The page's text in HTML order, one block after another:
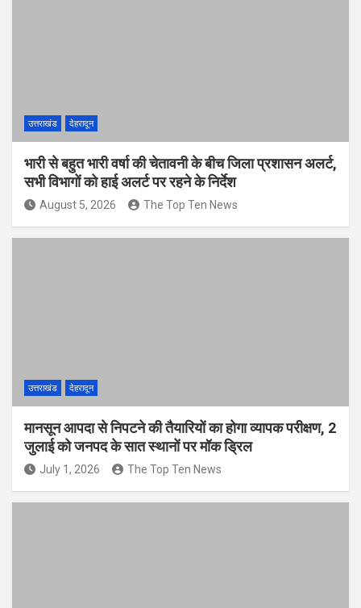
उत्तराखंड देहरादून
भारी से बहुत भारी वर्षा की चेतावनी के बीच जिला प्रशासन अलर्ट,
सभी विभागों को हाई अलर्ट पर रहने के निर्देश
August 5, 2026 The Top Ten News
उत्तराखंड देहरादून
मानसून आपदा से निपटने की तैयारियों का होगा व्यापक परीक्षण, 2
जुलाई को जनपद के सात स्थानों पर मॉक ड्रिल
July 1, 2026 The Top Ten News